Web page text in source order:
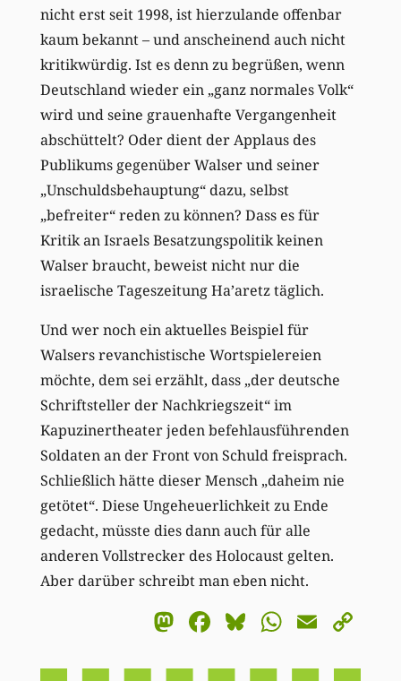
nicht erst seit 1998, ist hierzulande offenbar
kaum bekannt – und anscheinend auch nicht
kritikwürdig. Ist es denn zu begrüßen, wenn
Deutschland wieder ein „ganz normales Volk“
wird und seine grauenhafte Vergangenheit
abschüttelt? Oder dient der Applaus des
Publikums gegenüber Walser und seiner
„Unschuldsbehauptung“ dazu, selbst
„befreiter“ reden zu können? Dass es für
Kritik an Israels Besatzungspolitik keinen
Walser braucht, beweist nicht nur die
israelische Tageszeitung Ha’aretz täglich.
Und wer noch ein aktuelles Beispiel für
Walsers revanchistische Wortspielereien
möchte, dem sei erzählt, dass „der deutsche
Schriftsteller der Nachkriegszeit“ im
Kapuzinertheater jeden befehlausführenden
Soldaten an der Front von Schuld freisprach.
Schließlich hätte dieser Mensch „daheim nie
getötet“. Diese Ungeheuerlichkeit zu Ende
gedacht, müsste dies dann auch für alle
anderen Vollstrecker des Holocaust gelten.
Aber darüber schreibt man eben nicht.
Mastodon
Facebook
BlueskyEmail